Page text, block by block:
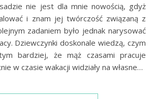
nie jest dla mnie nowością, gdyż
i znam jej twórczość związaną z
zadaniem było jednak narysować
Dziewczynki doskonale wiedzą, czym
bardziej, że mąż czasami pracuje
w czasie wakacji widziały na własne…